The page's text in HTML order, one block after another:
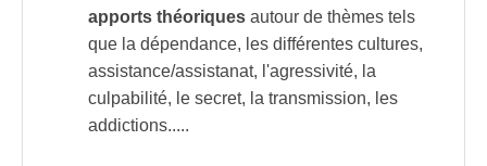
apports théoriques autour de thèmes tels
que la dépendance, les différentes cultures,
assistance/assistanat, l'agressivité, la
culpabilité, le secret, la transmission, les
addictions.....